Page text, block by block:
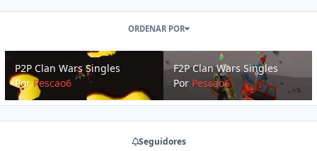
ORDENAR POR
P2P Clan Wars Singles
P2P Clan Wars Singles
PorPescao6
F2P Clan Wars Singles
F2P Clan Wars Singles
Por Pescao6
Seguidores